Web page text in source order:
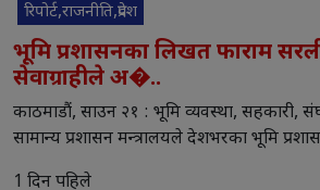
रिपोर्ट,राजनीति,प्रदेश
भूमि प्रशासनका लिखत फाराम
सेवाग्राहीले अ�..
काठमाडौं, साउन २१ : भूमि व्यवस्था, सहकारी,
सामान्य प्रशासन मन्त्रालयले देशभरका भूमि
1 दिन पहिले